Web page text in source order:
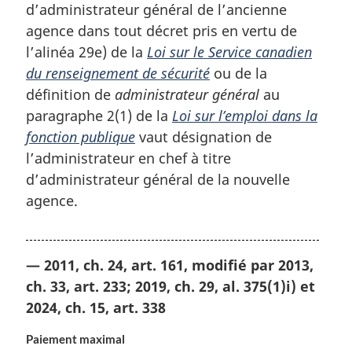
d’administrateur général de l’ancienne
agence dans tout décret pris en vertu de
l’alinéa 29e) de la Loi sur le Service canadien
du renseignement de sécurité ou de la
définition de administrateur général au
paragraphe 2(1) de la Loi sur l’emploi dans la
fonction publique vaut désignation de
l’administrateur en chef à titre
d’administrateur général de la nouvelle
agence.
— 2011, ch. 24, art. 161, modifié par 2013,
ch. 33, art. 233; 2019, ch. 29, al. 375(1)i) et
2024, ch. 15, art. 338
Paiement maximal